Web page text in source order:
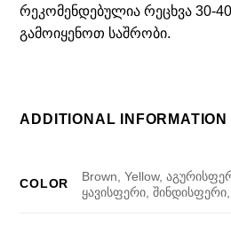
რეკომენდებულია რეცხვა 30-
გამოიყენოთ საშრობი.
ADDITIONAL INFORMATION
COLOR
Brown, Yellow,
ყავისფერი,